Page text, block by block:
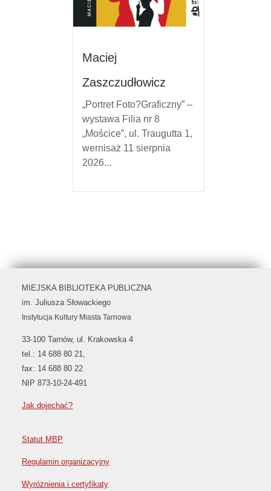
Maciej
Zaszczudłowicz
„Portret Foto?Graficzny” –
wystawa Filia nr 8
„Mościce”, ul. Traugutta 1,
wernisaż 11 sierpnia
2026...
MIEJSKA BIBLIOTEKA PUBLICZNA
im. Juliusza Słowackiego
Instytucja Kultury Miasta Tarnowa
33-100 Tarnów, ul. Krakowska 4
tel.: 14 688 80 21,
fax: 14 688 80 22
NIP 873-10-24-491
Jak dojechać?
Statut MBP
Regulamin organizacyjny
Wyróżnienia i certyfikaty